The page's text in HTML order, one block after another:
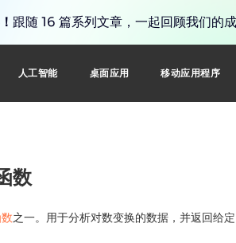
跟随 16 篇系列文章，一起回顾我们的成
人工智能 桌面应用 移动应用程序
数
之一。用于分析对数变换的数据，并返回给